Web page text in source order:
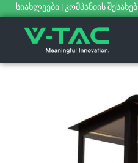
სიახლეები | კომპანიის შესახებ